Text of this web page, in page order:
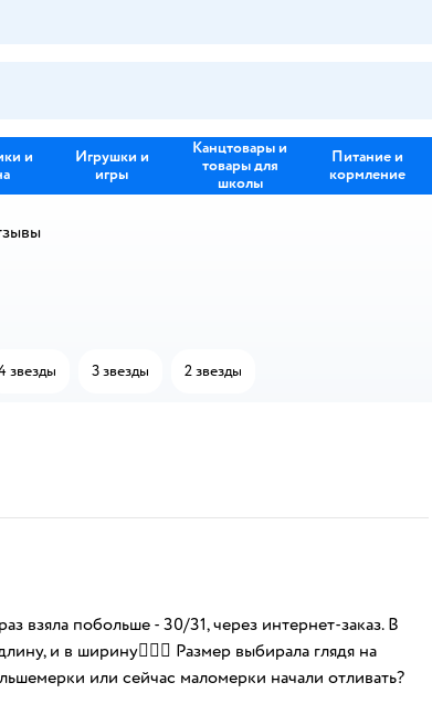
и
Игрушки и
игры
Канцтовары и
товары для
школы
Питание и
кормление
звезды 3 звезды 2 звезды
взяла побольше - 30/31, через интернет-заказ. В
и в ширину🤷🏼‍♀️ Размер выбирала глядя на
или сейчас маломерки начали отливать?